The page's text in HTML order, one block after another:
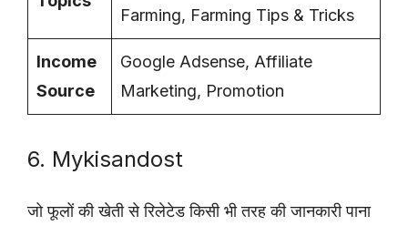
Farming, Farming Tips & Tricks
Income
Source
Google Adsense, Affiliate
Marketing, Promotion
6. Mykisandost
जो फूलों की खेती से रिलेटेड किसी भी तरह की जानकारी पाना